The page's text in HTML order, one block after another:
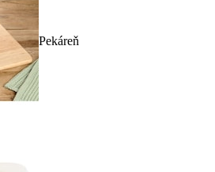
Pekáreň